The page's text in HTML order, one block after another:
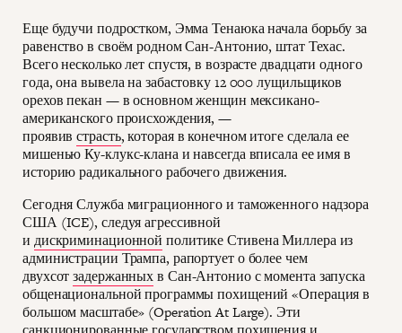
Еще будучи подростком, Эмма Тенаюка начала борьбу за
равенство в своём родном Сан-Антонио, штат Техас.
Всего несколько лет спустя, в возрасте двадцати одного
года, она вывела на забастовку 12 000 лущильщиков
орехов пекан — в основном женщин мексикано-
американского происхождения, —
проявивстрасть, которая в конечном итоге сделала ее
мишенью Ку-клукс-клана и навсегда вписала ее имя в
историю радикального рабочего движения.
Сегодня Служба миграционного и таможенного надзора
США (ICE), следуя агрессивной
и дискриминационной политике Стивена Миллера из
администрации Трампа, рапортует о более чем
двухсотзадержанныхв Сан-Антонио с момента запуска
общенациональной программы похищений «Операция в
большом масштабе» (Operation At Large). Эти